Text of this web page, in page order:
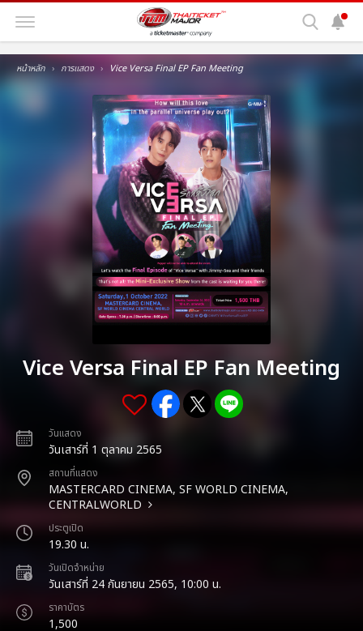
หน้าหลัก การแสดง Vice Versa Final EP Fan Meeting
Vice Versa Final EP Fan Meeting
วันแสดง
วันเสาร์ที่ 1 ตุลาคม 2565
สถานที่แสดง
MASTERCARD CINEMA, SF WORLD CINEMA,
CENTRALWORLD
ประตูเปิด
19.30 น.
วันเปิดจำหน่าย
วันเสาร์ที่ 24 กันยายน 2565, 10:00 น.
ราคาบัตร
1,500